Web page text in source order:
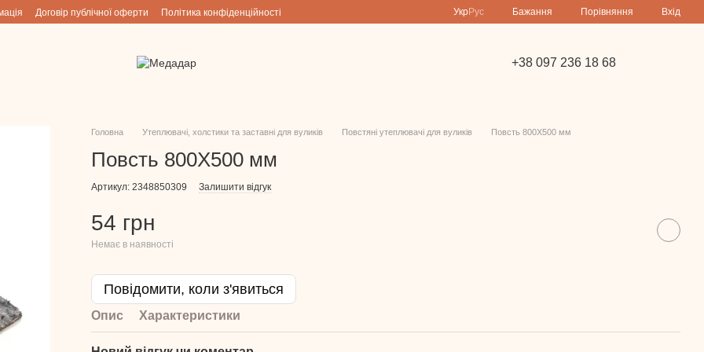
Договір публічної оферти Політика конфіденційності УкрРус Бажання Порівняння Вхід
+38 097 236 18 68
Головна Утеплювачі, холстики та заставні для вуликів Повстяні утеплювачі для вуликів Повсть 800Х500 мм
Повсть 800Х500 мм
Артикул: 2348850309 Залишити відгук
54 грн
Немає в наявності
Повідомити, коли з'явиться
Опис Характеристики